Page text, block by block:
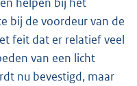
bij de voordeur van de
feit dat er relatief veel
van een licht
nu bevestigd, maar